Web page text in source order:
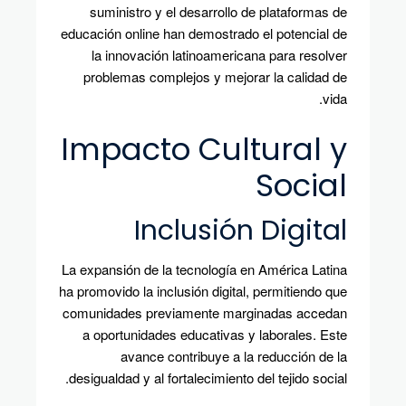
suministro y el desarrollo de plataformas de
educación online han demostrado el potencial de
la innovación latinoamericana para resolver
problemas complejos y mejorar la calidad de
vida.
Impacto Cultural y
Social
Inclusión Digital
La expansión de la tecnología en América Latina
ha promovido la inclusión digital, permitiendo que
comunidades previamente marginadas accedan
a oportunidades educativas y laborales. Este
avance contribuye a la reducción de la
desigualdad y al fortalecimiento del tejido social.